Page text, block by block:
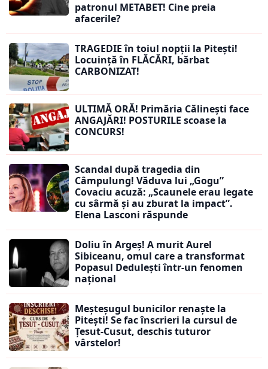
patronul METABET! Cine preia
afacerile?
TRAGEDIE în toiul nopții la Pitești!
Locuință în FLĂCĂRI, bărbat
CARBONIZAT!
ULTIMĂ ORĂ! Primăria Călinești face
ANGAJĂRI! POSTURILE scoase la
CONCURS!
Scandal după tragedia din
Câmpulung! Văduva lui „Gogu”
Covaciu acuză: „Scaunele erau legate
cu sârmă și au zburat la impact”.
Elena Lasconi răspunde
Doliu în Argeș! A murit Aurel
Sibiceanu, omul care a transformat
Popasul Dedulești într-un fenomen
național
Meșteșugul bunicilor renaște la
Pitești! Se fac înscrieri la cursul de
Țesut-Cusut, deschis tuturor
vârstelor!